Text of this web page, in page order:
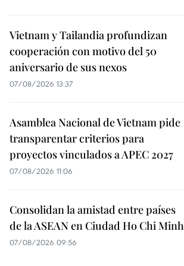
Vietnam y Tailandia profundizan
cooperación con motivo del 50
aniversario de sus nexos
07/08/2026 13:37
Asamblea Nacional de Vietnam pide
transparentar criterios para
proyectos vinculados a APEC 2027
07/08/2026 11:06
Consolidan la amistad entre países
de la ASEAN en Ciudad Ho Chi Minh
07/08/2026 09:56